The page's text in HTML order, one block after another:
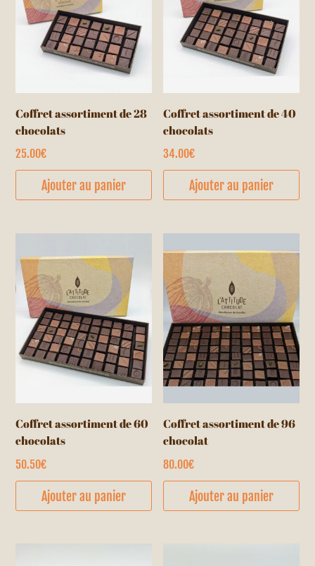
Coffret assortiment de 28
chocolats
25.00€
Ajouter au panier
Coffret assortiment de 40
chocolats
34.00€
Ajouter au panier
Coffret assortiment de 60
chocolats
50.50€
Ajouter au panier
Coffret assortiment de 96
chocolat
80.00€
Ajouter au panier